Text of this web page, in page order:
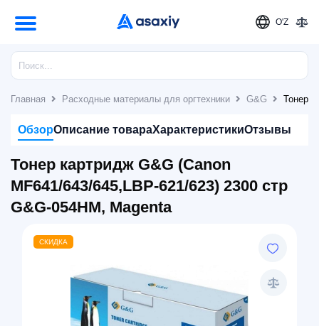
O'Z
Главная Расходные материалы для оргтехники G&G Тонер
ОбзорОписание товараХарактеристикиОтзывы
Тонер картридж G&G (Canon
MF641/643/645,LBP-621/623) 2300 стр
G&G-054HM, Magenta
СКИДКА